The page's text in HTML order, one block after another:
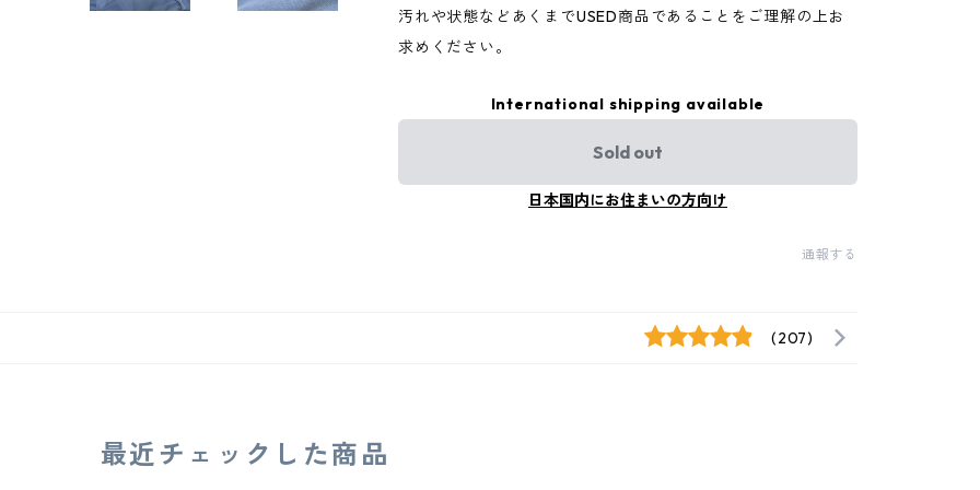
汚れや状態などあくまでUSED商品であることをご理解の上お
求めください。
International shipping available
Sold out
日本国内にお住まいの方向け
通報する
(207)
最近チェックした商品